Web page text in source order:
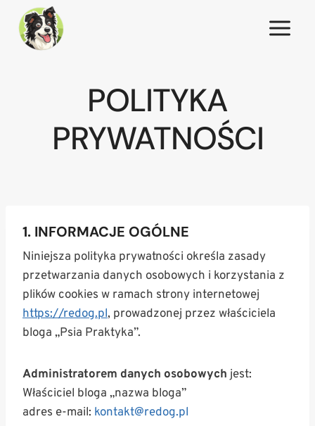
Przejdź
treści
POLITYKA
PRYWATNOŚCI
1. INFORMACJE OGÓLNE
Niniejsza polityka prywatności określa zasady
przetwarzania danych osobowych i korzystania z
plików cookies w ramach strony internetowej
https://redog.pl, prowadzonej przez właściciela
bloga „Psia Praktyka”.
Administratorem danych osobowych jest:
Właściciel bloga „nazwa bloga”
adres e-mail: kontakt@redog.pl